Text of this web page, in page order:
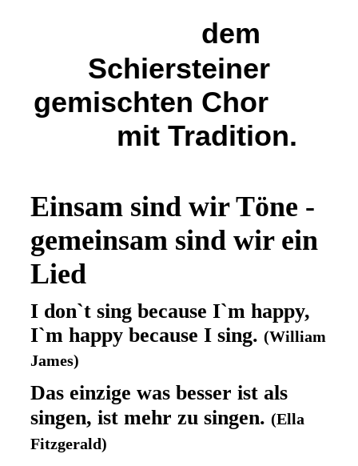
dem
Schiersteiner
gemischten Chor
mit Tradition.
Einsam sind wir Töne -
gemeinsam sind wir ein
Lied
I don`t sing because I`m happy,
I`m happy because I sing. (William
James)
Das einzige was besser ist als
singen, ist mehr zu singen. (Ella
Fitzgerald)